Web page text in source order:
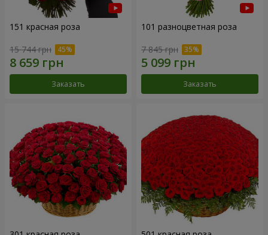
151 красная роза
15 744 грн
Заказать
101 разноцветная роза
7 845 грн
Заказать